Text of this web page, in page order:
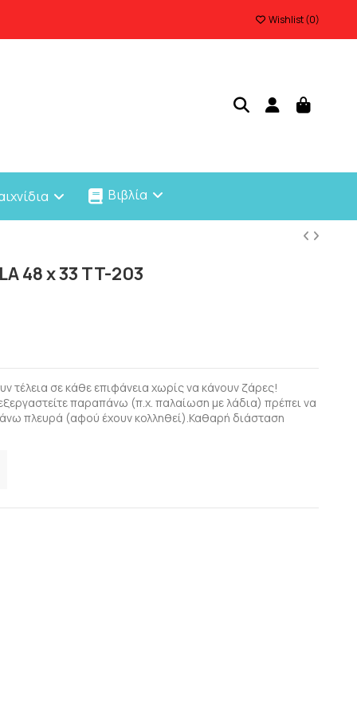
Wishlist (0)
Βιβλία
48 x 33 TT-203
τέλεια σε κάθε επιφάνεια χωρίς να κάνουν ζάρες!
παραπάνω (π.χ. παλαίωση με λάδια) πρέπει να
πλευρά (αφού έχουν κολληθεί).Καθαρή διάσταση